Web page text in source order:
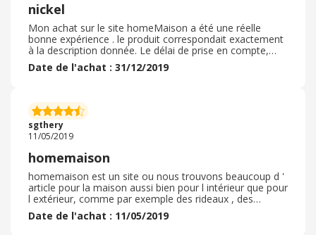
nickel
Mon achat sur le site homeMaison a été une réelle
bonne expérience . le produit correspondait exactement
à la description donnée. Le délai de prise en compte,
l'envoi des articles , le suivi de commande et le délai de
réception a été rapide et cohérent avec mes attentes .
sur ce site que je ne connaissais pas. La livraison était
vraiment rapide, et la qualité du produit est vraiment
bonne. Je ne regrette pas mon achat
Date de l'achat : 31/12/2019
sgthery
11/05/2019
homemaison
homemaison est un site ou nous trouvons beaucoup d '
article pour la maison aussi bien pour l intérieur que pour
l extérieur, comme par exemple des rideaux , des
voilages , des nappes on peut aussi demande sur
mesure, de la Deco du papier mural et a l extérieur. du
Date de l'achat : 11/05/2019